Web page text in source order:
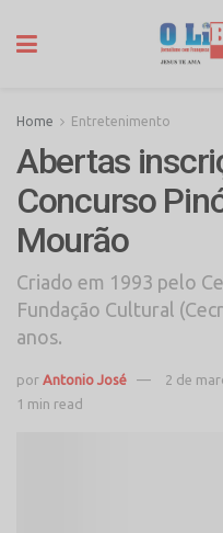
Home Entretenimento
Abertas
Concurso
Mourão
Criado em 1993 pelo
Fundação Cultural
anos.
por Antonio José
2 de
1 min read